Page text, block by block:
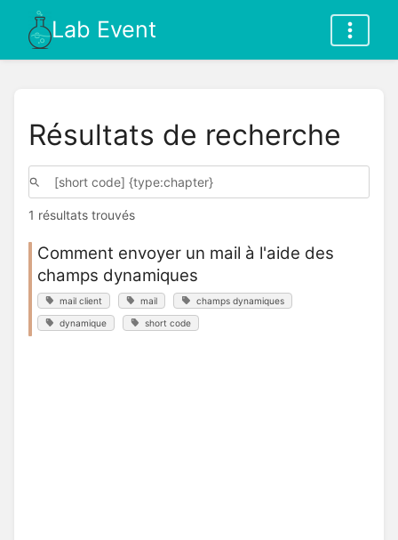
Lab Event
Résultats de recherche
1 résultats trouvés
Comment envoyer un mail à l'aide des
champs dynamiques
mail client mail champs dynamiques
dynamique short code